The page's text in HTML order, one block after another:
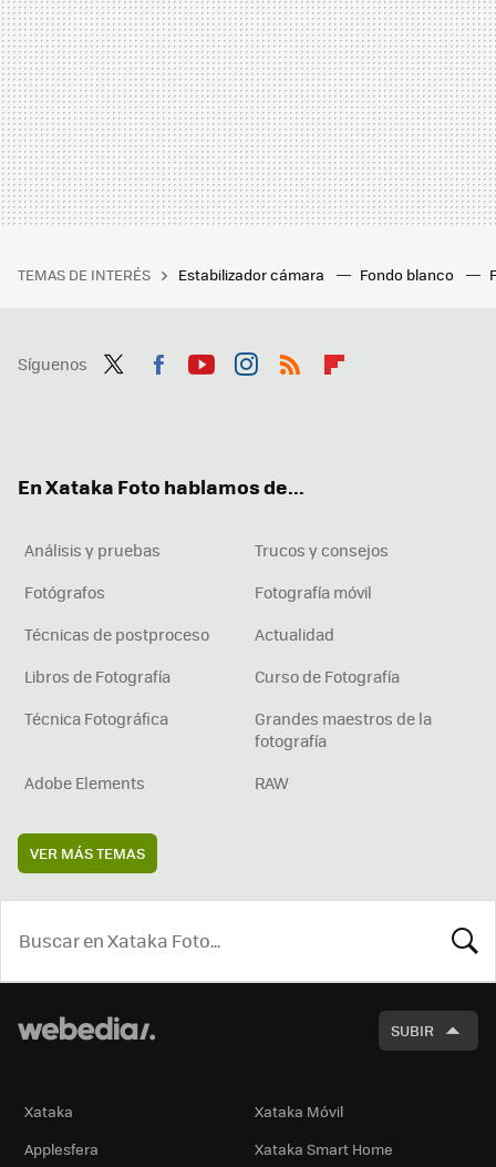
TEMAS DE INTERÉS Estabilizador cámara Fondo blanco
Síguenos
En Xataka Foto hablamos de...
Análisis y pruebas
Trucos y consejos
Fotógrafos
Fotografía móvil
Técnicas de postproceso
Actualidad
Libros de Fotografía
Curso de Fotografía
Técnica Fotográfica
Grandes maestros de la
fotografía
Adobe Elements
RAW
VER MÁS TEMAS
SUBIR
Xataka
Xataka Móvil
Applesfera
Xataka Smart Home